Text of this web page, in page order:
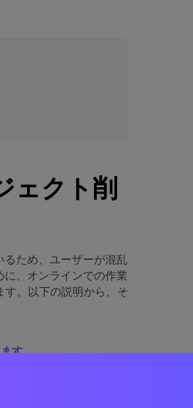
ェクト削
るため、ユーザーが混乱
、オンラインでの作業
す。以下の説明から、そ
す
度なツール